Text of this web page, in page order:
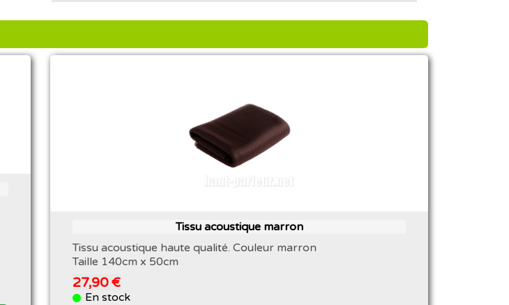
Tissu acoustique marron
Tissu acoustique haute qualité. Couleur marron
Taille 140cm x 50cm
27,90 €
En stock